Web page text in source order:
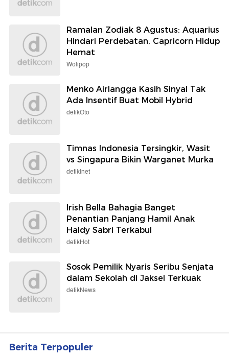
Ramalan Zodiak 8 Agustus: Aquarius
Hindari Perdebatan, Capricorn Hidup
Hemat
Wolipop
Menko Airlangga Kasih Sinyal Tak
Ada Insentif Buat Mobil Hybrid
detikOto
Timnas Indonesia Tersingkir, Wasit
vs Singapura Bikin Warganet Murka
detikInet
Irish Bella Bahagia Banget
Penantian Panjang Hamil Anak
Haldy Sabri Terkabul
detikHot
Sosok Pemilik Nyaris Seribu Senjata
dalam Sekolah di Jaksel Terkuak
detikNews
Berita Terpopuler